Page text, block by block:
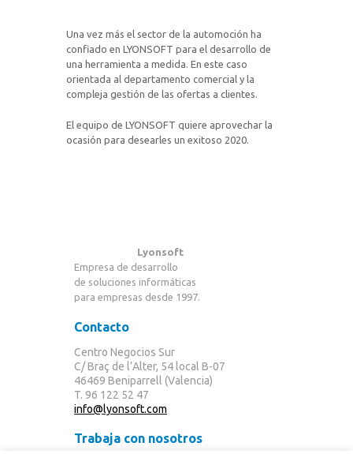
Una vez más el sector de la automoción ha
confiado en LYONSOFT para el desarrollo de
una herramienta a medida. En este caso
orientada al departamento comercial y la
compleja gestión de las ofertas a clientes.
El equipo de LYONSOFT quiere aprovechar la
ocasión para desearles un exitoso 2020.
Lyonsoft
Empresa de desarrollo
de soluciones informáticas
para empresas desde 1997.
Contacto
Centro Negocios Sur
C/ Braç de l’Alter, 54 local B-07
46469 Beniparrell (Valencia)
T. 96 122 52 47
info@lyonsoft.com
Trabaja con nosotros